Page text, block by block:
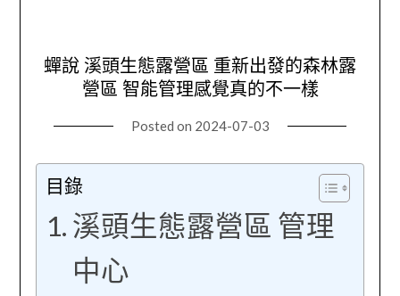
蟬說 溪頭生態露營區 重新出發的森林露
營區 智能管理感覺真的不一樣
Posted on 2024-07-03
目錄
溪頭生態露營區 管理
中心